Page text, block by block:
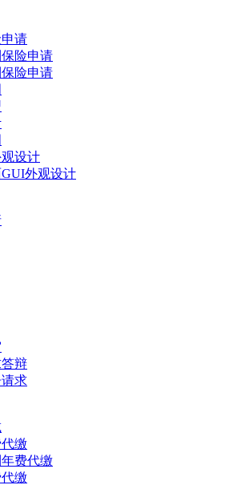
请
险申请
险申请
设计
外观设计
辩
求
缴
费代缴
缴